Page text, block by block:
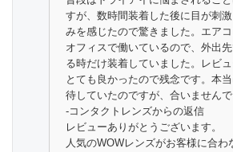
すが、数時間装着した後に目が刺
みを感じたので驚きました。エア
オフィスで働いているので、外出
る時だけ装着していました。レビ
とても良かったので残念です。本
待していたのですが、合いませんで
-コンタクトレンズからの返信
レビューありがとうございます。
人気のWOWレンズがお客様に合わ